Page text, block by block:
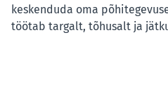
keskenduda oma
töötab targalt, tõhusalt ja